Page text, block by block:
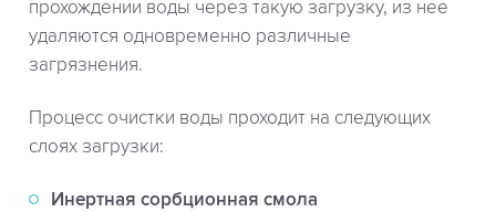
прохождении воды через такую загрузку, из нее
удаляются одновременно различные
загрязнения.
Процесс очистки воды проходит на следующих
слоях загрузки:
Инертная сорбционная смола